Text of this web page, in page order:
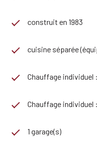
construit en 1983
cuisine séparée
Chauffage
Chauffage individuel
1 garage(s)